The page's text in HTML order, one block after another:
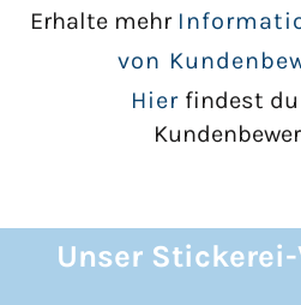
Erhalte mehr
von
Hier findest
Unser